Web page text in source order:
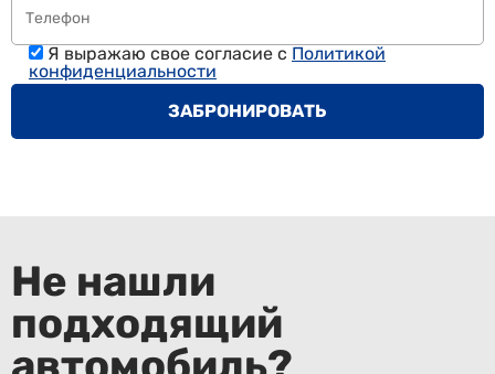
Забронировать
Забронировать
Забронировать
Забронировать
Забронировать
Забронировать
Забронировать
Забронировать
Забронировать
Забронировать
Забронировать
Забронировать
Забронировать
Я выражаю свое согласие с Политикой
конфиденциальности
Не нашли
подходящий